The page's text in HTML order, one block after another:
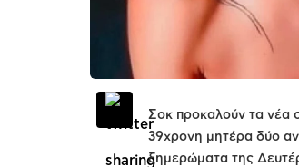
Σοκ προκαλούν τα νέα
39χρονη μητέρα δύο
ξημερώματα της